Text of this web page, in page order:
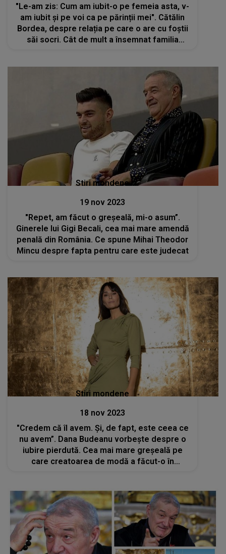
"Le-am zis: Cum am iubit-o pe femeia asta, v-
am iubit și pe voi ca pe părinții mei". Cătălin
Bordea, despre relația pe care o are cu foștii
săi socri. Cât de mult a însemnat familia
Stiri mondene
19 nov 2023
"Repet, am făcut o greșeală, mi-o asum”.
Ginerele lui Gigi Becali, cea mai mare amendă
penală din România. Ce spune Mihai Theodor
Mincu despre fapta pentru care este judecat
Stiri mondene
18 nov 2023
"Credem că îl avem. Și, de fapt, este ceea ce
nu avem”. Dana Budeanu vorbește despre o
iubire pierdută. Cea mai mare greșeală pe
care creatoarea de modă a făcut-o în